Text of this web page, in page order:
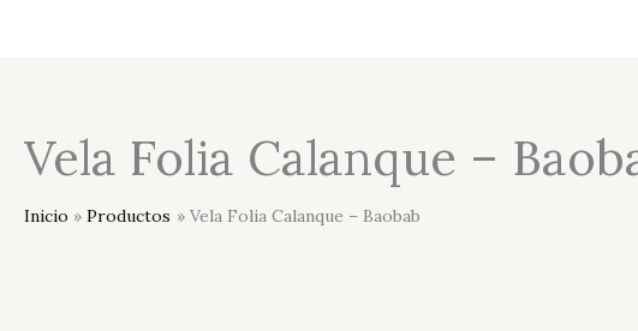
Vela Folia Calanque –
Inicio Productos Vela Folia Calanque – Baobab